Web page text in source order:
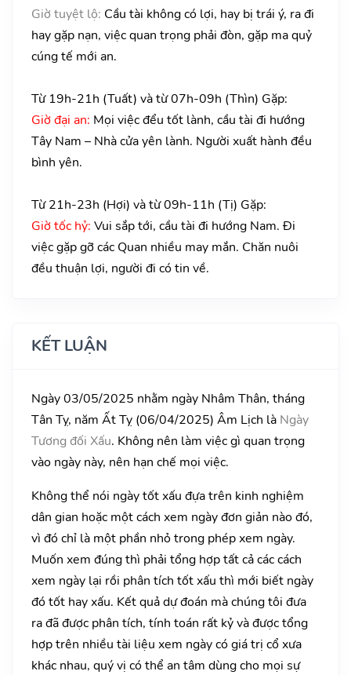
Giờ tuyệt lộ: Cầu tài không có lợi, hay bị trái ý, ra đi
hay gặp nạn, việc quan trọng phải đòn, gặp ma quỷ
cúng tế mới an.
Từ 19h-21h (Tuất) và từ 07h-09h (Thìn) Gặp:
Giờ đại an: Mọi việc đểu tốt lành, cầu tài đi hướng
Tây Nam – Nhà cửa yên lành. Người xuất hành đều
bình yên.
Từ 21h-23h (Hợi) và từ 09h-11h (Tị) Gặp:
Giờ tốc hỷ: Vui sắp tới, cầu tài đi hướng Nam. Đi
việc gặp gỡ các Quan nhiều may mắn. Chăn nuôi
đều thuận lợi, người đi có tin về.
KẾT LUẬN
Ngày 03/05/2025 nhằm ngày Nhâm Thân, tháng
Tân Tỵ, năm Ất Tỵ (06/04/2025) Âm Lịch là Ngày
Tương đối Xấu. Không nên làm việc gì quan trọng
vào ngày này, nên hạn chế mọi việc.
Không thể nói ngày tốt xấu đựa trên kinh nghiệm
dân gian hoặc một cách xem ngày đơn giản nào đó,
vì đó chỉ là một phần nhỏ trong phép xem ngày.
Muốn xem đúng thì phải tổng hợp tất cả các cách
xem ngày lại rồi phân tích tốt xấu thì mới biết ngày
đó tốt hay xấu. Kết quả dự đoán mà chúng tôi đưa
ra đã được phân tích, tính toán rất kỷ và được tổng
hợp trên nhiều tài liệu xem ngày có giá trị cổ xưa
khác nhau, quý vị có thể an tâm dùng cho mọi sự